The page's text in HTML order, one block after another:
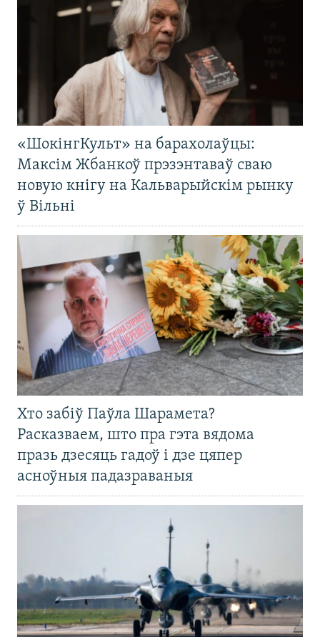
«ШокінгКульт» на барахолаўцы:
Максім Жбанкоў прэзэнтаваў сваю
новую кнігу на Кальварыйскім рынку
ў Вільні
Хто забіў Паўла Шарамета?
Расказваем, што пра гэта вядома
празь дзесяць гадоў і дзе цяпер
асноўныя падазраваныя